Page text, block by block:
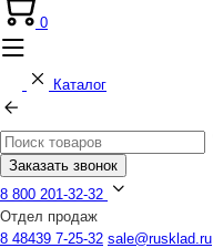
0
Каталог
Заказать звонок
8 800 201-32-32
Отдел продаж
8 48439 7-25-32 sale@rusklad.ru